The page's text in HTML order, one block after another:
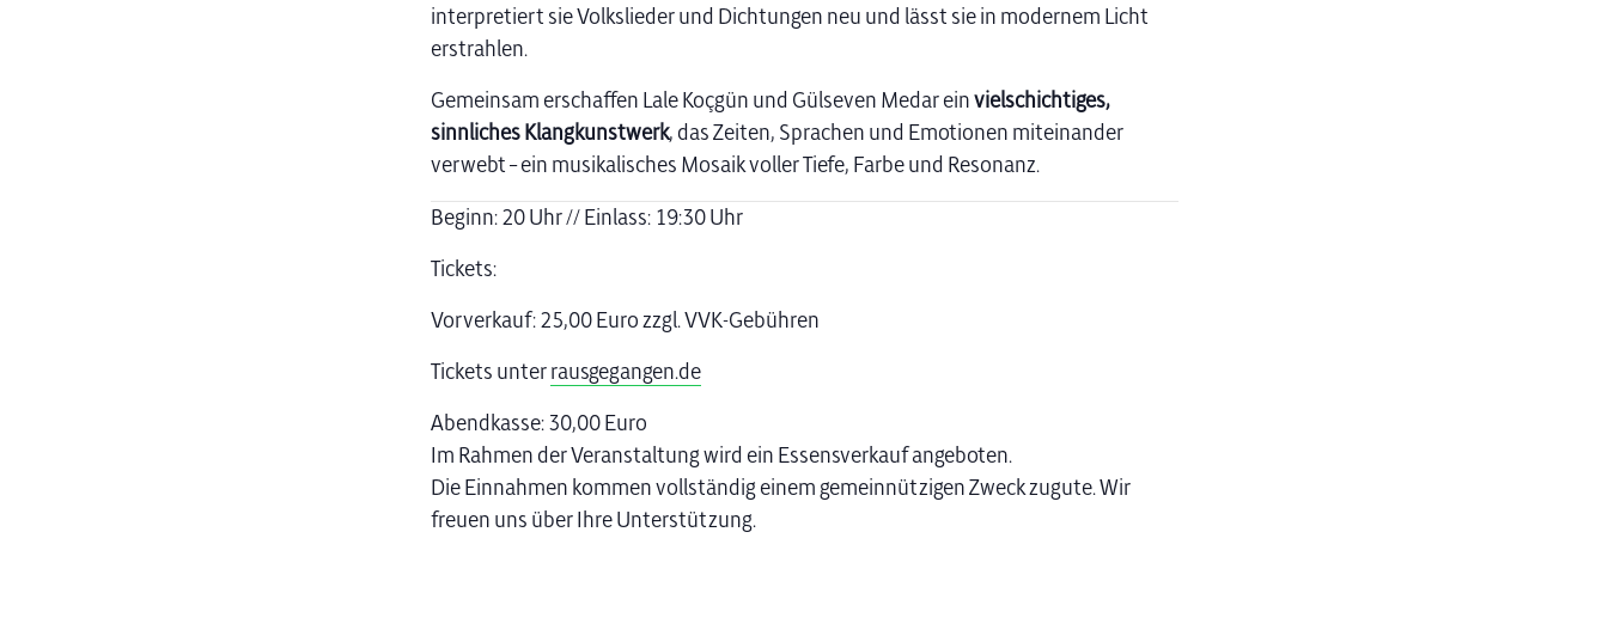
interpretiert sie Volkslieder und Dichtungen neu und lässt sie in modernem Licht
erstrahlen.
Gemeinsam erschaffen Lale Koçgün und Gülseven Medar einvielschichtiges,
sinnliches Klangkunstwerk, das Zeiten, Sprachen und Emotionen miteinander
verwebt – ein musikalisches Mosaik voller Tiefe, Farbe und Resonanz.
Beginn: 20 Uhr // Einlass: 19:30 Uhr
Tickets:
Vorverkauf: 25,00 Euro zzgl. VVK-Gebühren
Tickets unterrausgegangen.de
Abendkasse: 30,00 Euro
Im Rahmen der Veranstaltung wird ein Essensverkauf angeboten.
Die Einnahmen kommen vollständig einem gemeinnützigen Zweck zugute. Wir
freuen uns über Ihre Unterstützung.